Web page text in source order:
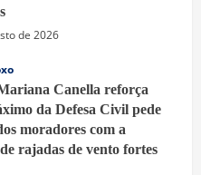
de 2026
Canella reforça
da Defesa Civil pede
moradores com a
rajadas de vento fortes